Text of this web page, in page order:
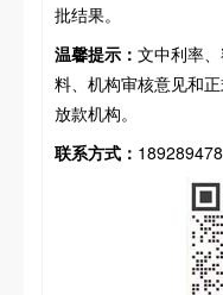
批结果。
温馨提示： 文中利率
料、机构审核意见和
放款机构。
联系方式：